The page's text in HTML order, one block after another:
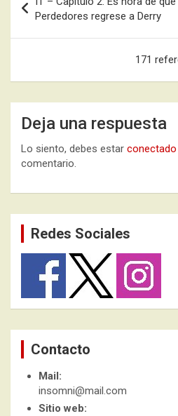
de
entradas
Perdedores regrese a Derry
171
Deja una respuesta
Lo siento, debes estar conectado
comentario.
Redes Sociales
Contacto
Mail:
insomni@mail.com
Sitio web: